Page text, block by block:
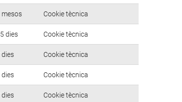
mesos Cookie tècnica
dies Cookie tècnica
dies Cookie tècnica
dies Cookie tècnica
dies Cookie tècnica